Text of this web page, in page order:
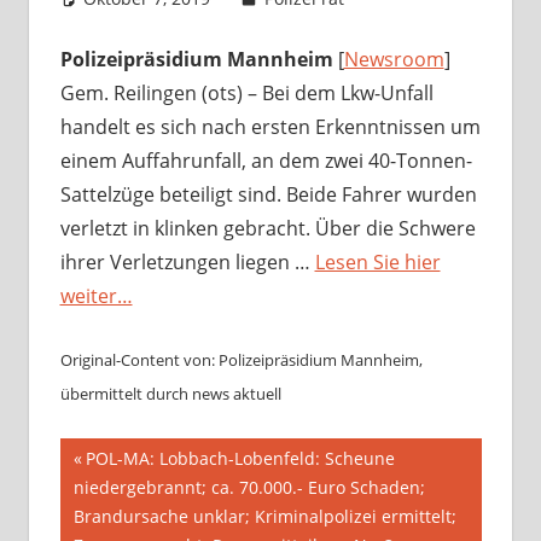
Polizeipräsidium Mannheim [Newsroom]
Gem. Reilingen (ots) – Bei dem Lkw-Unfall
handelt es sich nach ersten Erkenntnissen um
einem Auffahrunfall, an dem zwei 40-Tonnen-
Sattelzüge beteiligt sind. Beide Fahrer wurden
verletzt in klinken gebracht. Über die Schwere
ihrer Verletzungen liegen … Lesen Sie hier
weiter…
Original-Content von: Polizeipräsidium Mannheim,
übermittelt durch news aktuell
Beitragsnavigation
Vorheriger
Beitrag:
POL-MA: Lobbach-Lobenfeld: Scheune
niedergebrannt; ca. 70.000.- Euro Schaden;
Brandursache unklar; Kriminalpolizei ermittelt;